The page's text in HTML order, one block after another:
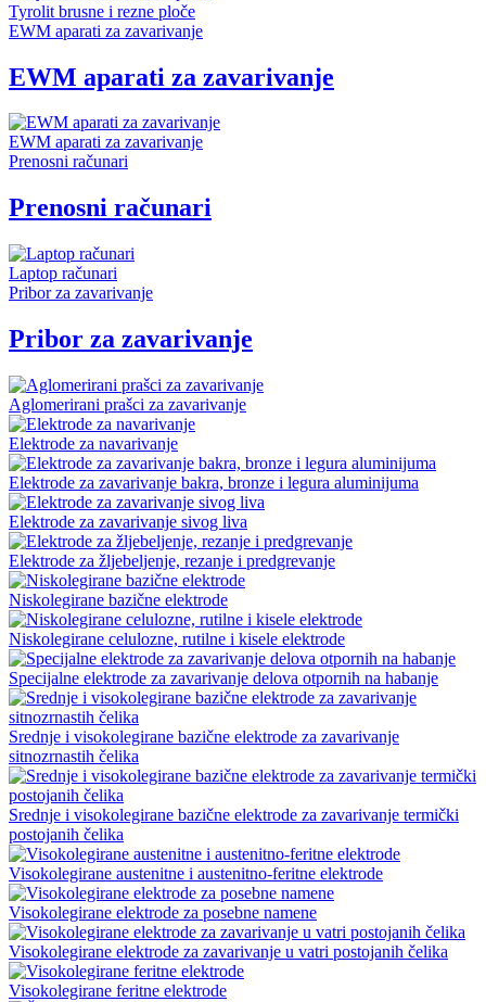
Tyrolit brusne i rezne ploče
EWM aparati za zavarivanje
EWM aparati za zavarivanje
EWM aparati za zavarivanje
Prenosni računari
Prenosni računari
Laptop računari
Pribor za zavarivanje
Pribor za zavarivanje
Aglomerirani prašci za zavarivanje
Elektrode za navarivanje
Elektrode za zavarivanje bakra, bronze i legura aluminijuma
Elektrode za zavarivanje sivog liva
Elektrode za žljebeljenje, rezanje i predgrevanje
Niskolegirane bazične elektrode
Niskolegirane celulozne, rutilne i kisele elektrode
Specijalne elektrode za zavarivanje delova otpornih na habanje
Srednje i visokolegirane bazične elektrode za zavarivanje
sitnozrnastih čelika
Srednje i visokolegirane bazične elektrode za zavarivanje termički
postojanih čelika
Visokolegirane austenitne i austenitno-feritne elektrode
Visokolegirane elektrode za posebne namene
Visokolegirane elektrode za zavarivanje u vatri postojanih čelika
Visokolegirane feritne elektrode